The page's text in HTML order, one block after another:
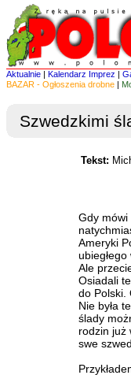
Aktualnie | Kalendarz Imprez |
BAZAR - Ogłoszenia drobne |
Szwedzkimi
Tekst:
Gdy mówi
Ameryki
Ale
Osiadali
do Polski.
Nie była
ślady
rodzin już
swe